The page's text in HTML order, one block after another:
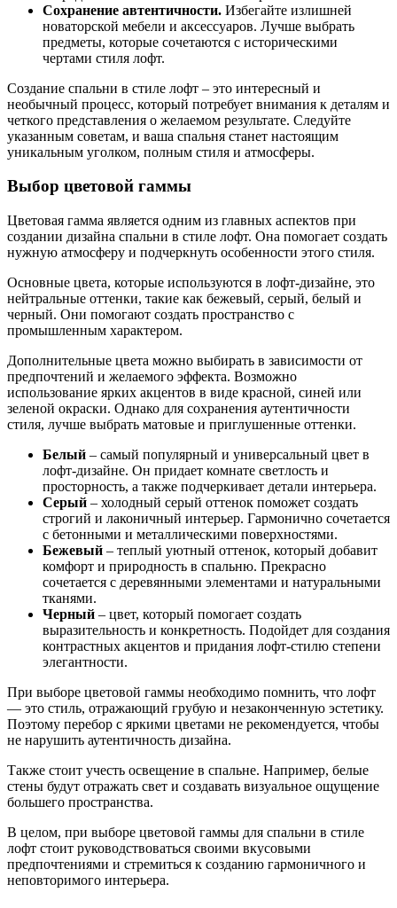
Сохранение автентичности. Избегайте излишней
новаторской мебели и аксессуаров. Лучше выбрать
предметы, которые сочетаются с историческими
чертами стиля лофт.
Создание спальни в стиле лофт – это интересный и
необычный процесс, который потребует внимания к деталям и
четкого представления о желаемом результате. Следуйте
указанным советам, и ваша спальня станет настоящим
уникальным уголком, полным стиля и атмосферы.
Выбор цветовой гаммы
Цветовая гамма является одним из главных аспектов при
создании дизайна спальни в стиле лофт. Она помогает создать
нужную атмосферу и подчеркнуть особенности этого стиля.
Основные цвета, которые используются в лофт-дизайне, это
нейтральные оттенки, такие как бежевый, серый, белый и
черный. Они помогают создать пространство с
промышленным характером.
Дополнительные цвета можно выбирать в зависимости от
предпочтений и желаемого эффекта. Возможно
использование ярких акцентов в виде красной, синей или
зеленой окраски. Однако для сохранения аутентичности
стиля, лучше выбрать матовые и приглушенные оттенки.
Белый – самый популярный и универсальный цвет в
лофт-дизайне. Он придает комнате светлость и
просторность, а также подчеркивает детали интерьера.
Серый – холодный серый оттенок поможет создать
строгий и лаконичный интерьер. Гармонично сочетается
с бетонными и металлическими поверхностями.
Бежевый – теплый уютный оттенок, который добавит
комфорт и природность в спальню. Прекрасно
сочетается с деревянными элементами и натуральными
тканями.
Черный – цвет, который помогает создать
выразительность и конкретность. Подойдет для создания
контрастных акцентов и придания лофт-стилю степени
элегантности.
При выборе цветовой гаммы необходимо помнить, что лофт
— это стиль, отражающий грубую и незаконченную эстетику.
Поэтому перебор с яркими цветами не рекомендуется, чтобы
не нарушить аутентичность дизайна.
Также стоит учесть освещение в спальне. Например, белые
стены будут отражать свет и создавать визуальное ощущение
большего пространства.
В целом, при выборе цветовой гаммы для спальни в стиле
лофт стоит руководствоваться своими вкусовыми
предпочтениями и стремиться к созданию гармоничного и
неповторимого интерьера.